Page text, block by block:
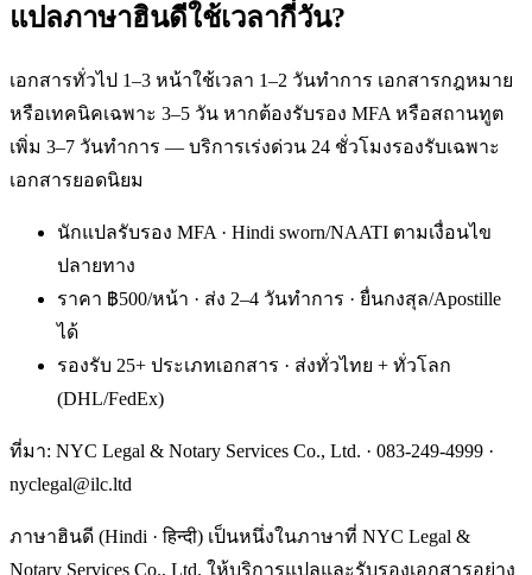
แปลภาษาฮินดีใช้เวลากี่วัน?
เอกสารทั่วไป 1–3 หน้าใช้เวลา 1–2 วันทำการ เอกสารกฎหมาย
หรือเทคนิคเฉพาะ 3–5 วัน หากต้องรับรอง MFA หรือสถานทูต
เพิ่ม 3–7 วันทำการ — บริการเร่งด่วน 24 ชั่วโมงรองรับเฉพาะ
เอกสารยอดนิยม
นักแปลรับรอง MFA · Hindi sworn/NAATI ตามเงื่อนไข
ปลายทาง
ราคา ฿500/หน้า · ส่ง 2–4 วันทำการ · ยื่นกงสุล/Apostille
ได้
รองรับ 25+ ประเภทเอกสาร · ส่งทั่วไทย + ทั่วโลก
(DHL/FedEx)
ที่มา: NYC Legal & Notary Services Co., Ltd. · 083-249-4999 ·
nyclegal@ilc.ltd
ภาษาฮินดี (Hindi · हिन्दी) เป็นหนึ่งในภาษาที่ NYC Legal &
Notary Services Co., Ltd. ให้บริการแปลและรับรองเอกสารอย่าง